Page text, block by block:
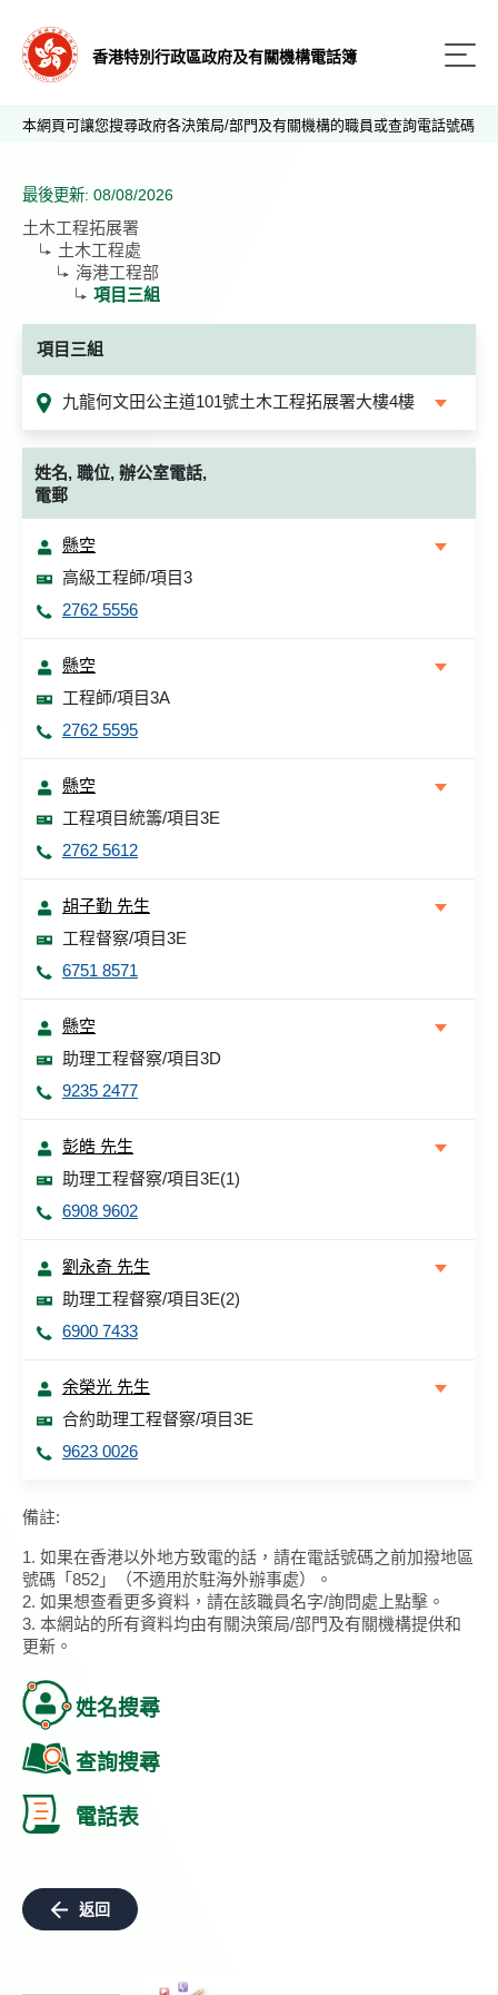
香港特別行政區政府及有關機構電話簿
本網頁可讓您搜尋政府各決策局/部門及有關機構的職員或查詢電話號碼
最後更新: 08/08/2026
土木工程拓展署
土木工程處
海港工程部
項目三組
項目三組
九龍何文田公主道101號土木工程拓展署大樓4樓
姓名, 職位, 辦公室電話,
電郵
懸空
高級工程師/項目3
2762 5556
懸空
工程師/項目3A
2762 5595
懸空
工程項目統籌/項目3E
2762 5612
胡子勤 先生
工程督察/項目3E
6751 8571
懸空
助理工程督察/項目3D
9235 2477
彭皓 先生
助理工程督察/項目3E(1)
6908 9602
劉永奇 先生
助理工程督察/項目3E(2)
6900 7433
余榮光 先生
合約助理工程督察/項目3E
9623 0026
備註:
1. 如果在香港以外地方致電的話，請在電話號碼之前加撥地區
號碼「852」（不適用於駐海外辦事處）。
2. 如果想查看更多資料，請在該職員名字/詢問處上點擊。
3. 本網站的所有資料均由有關決策局/部門及有關機構提供和
更新。
姓名搜尋
查詢搜尋
電話表
返回